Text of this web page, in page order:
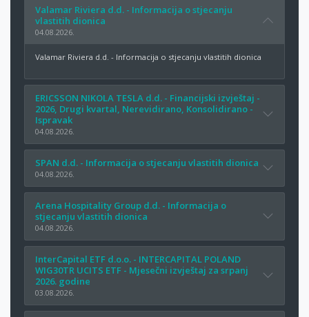
Valamar Riviera d.d. - Informacija o stjecanju
vlastitih dionica
04.08.2026.
Valamar Riviera d.d. - Informacija o stjecanju vlastitih dionica
ERICSSON NIKOLA TESLA d.d. - Financijski izvještaj -
2026, Drugi kvartal, Nerevidirano, Konsolidirano -
Ispravak
04.08.2026.
SPAN d.d. - Informacija o stjecanju vlastitih dionica
04.08.2026.
Arena Hospitality Group d.d. - Informacija o
stjecanju vlastitih dionica
04.08.2026.
InterCapital ETF d.o.o. - INTERCAPITAL POLAND
WIG30TR UCITS ETF - Mjesečni izvještaj za srpanj
2026. godine
03.08.2026.